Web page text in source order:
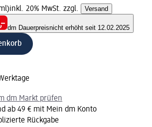
inkl. 20% MwSt. zzgl. Versand
dm Dauerpreisnicht erhöht seit 12.02.2025
dm Markt prüfen
ab 49 € mit Mein dm Konto
Rückgabe